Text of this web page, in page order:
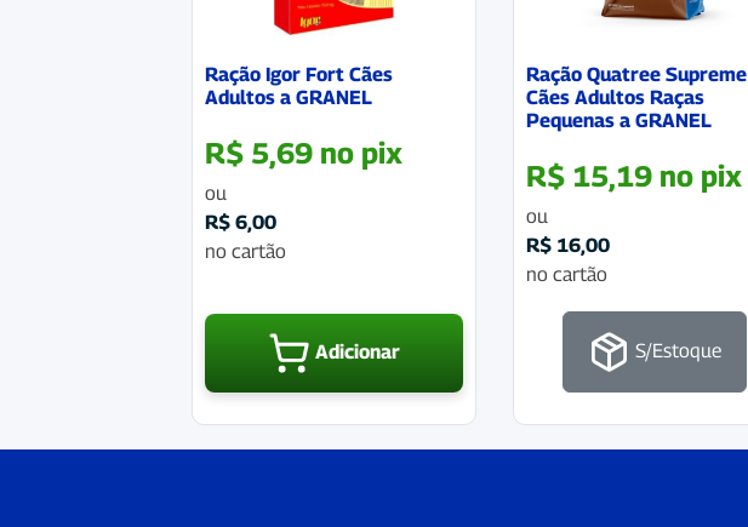
Ração Igor Fort Cães
Adultos a GRANEL
R$ 5,69 no pix
ou
R$ 6,00
no cartão
Adicionar
Ração Quatree Supreme
Cães Adultos Raças
Pequenas a GRANEL
R$15,19 no pix
ou
R$16,00
no cartão
S/Estoque